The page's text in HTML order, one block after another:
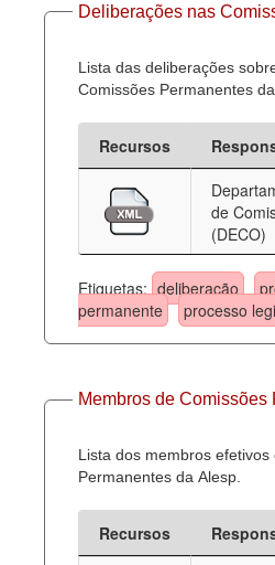
Deliberações nas
Lista das deliberações
Comissões Permanentes da
Recursos
de
(DECO)
Etiquetas: deliberação
permanente
processo
Membros de Comissões
Lista dos membros
Permanentes da Alesp.
Recursos